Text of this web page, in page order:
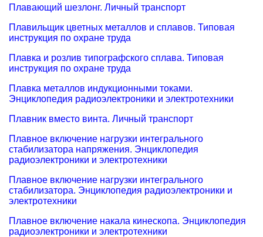
Плавающий шезлонг. Личный транспорт
Плавильщик цветных металлов и сплавов. Типовая
инструкция по охране труда
Плавка и розлив типографского сплава. Типовая
инструкция по охране труда
Плавка металлов индукционными токами.
Энциклопедия радиоэлектроники и электротехники
Плавник вместо винта. Личный транспорт
Плавное включение нагрузки интегрального
стабилизатора напряжения. Энциклопедия
радиоэлектроники и электротехники
Плавное включение нагрузки интегрального
стабилизатора. Энциклопедия радиоэлектроники и
электротехники
Плавное включение накала кинескопа. Энциклопедия
радиоэлектроники и электротехники